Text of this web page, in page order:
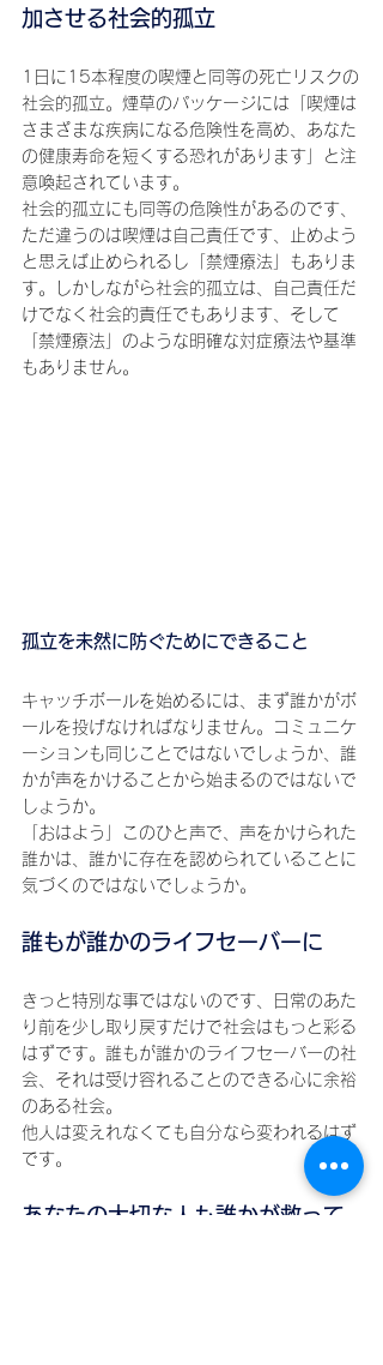
加させる社会的孤立
1日に15本程度の喫煙と同等の死亡リスクの
社会的孤立。煙草のパッケージには「喫煙は
さまざまな疾病になる危険性を高め、あなた
の健康寿命を短くする恐れがあります」と注
意喚起されています。
社会的孤立にも同等の危険性があるのです、
ただ違うのは喫煙は自己責任です、止めよう
と思えば止められるし「禁煙療法」もありま
す。しかしながら社会的孤立は、自己責任だ
けでなく社会的責任でもあります、そして
「禁煙療法」のような明確な対症療法や基準
もありません。
孤立を未然に防ぐためにできること
キャッチボールを始めるには、まず誰かがボ
ールを投げなければなりません。コミュニケ
ーションも同じことではないでしょうか、誰
かが声をかけることから始まるのではないで
しょうか。
「おはよう」このひと声で、声をかけられた
誰かは、誰かに存在を認められていることに
気づくのではないでしょうか。
誰もが誰かのライフセーバーに
きっと特別な事ではないのです、日常のあた
り前を少し取り戻すだけで社会はもっと彩る
はずです。誰もが誰かのライフセーバーの社
会、それは受け容れることのできる心に余裕
のある社会。
他人は変えれなくても自分なら変われるはず
です。
あなたの大切な人も誰かが救って